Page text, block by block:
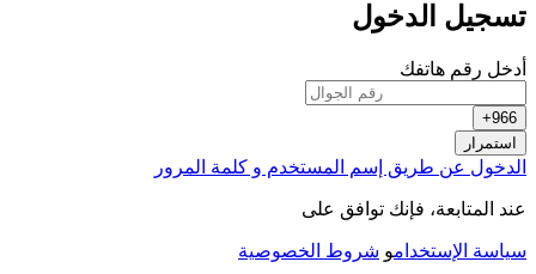
تسجيل الدخول
أدخل رقم هاتفك
966+
استمرار
الدخول عن طريق إسم المستخدم و كلمة المرور
عند المتابعة، فإنك توافق على
سياسة الإستخدامو شروط الخصوصية